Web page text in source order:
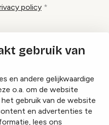
gebruik van
en andere gelijkwaardige
o.a. om de website
gebruik van de website
en advertenties te
lees ons
policy
te